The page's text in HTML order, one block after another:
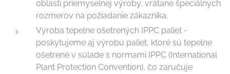
oblasti priemyselnej výroby, vrátane špeciálnych
rozmerov na požiadanie zákazníka.
Výroba tepelne ošetrených IPPC paliet -
poskytujeme aj výrobu paliet, ktoré sú tepelne
ošetrené v súlade s normami IPPC (International
Plant Protection Convention), čo zaručuje